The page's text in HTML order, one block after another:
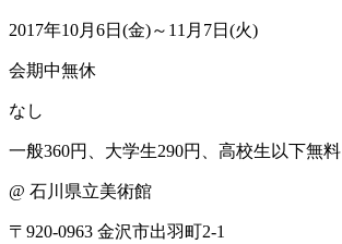
2017年10月6日(金)～11月7日(火)
会期中無休
なし
一般360円、大学生290円、高校生以下無料
@ 石川県立美術館
〒920-0963 金沢市出羽町2-1